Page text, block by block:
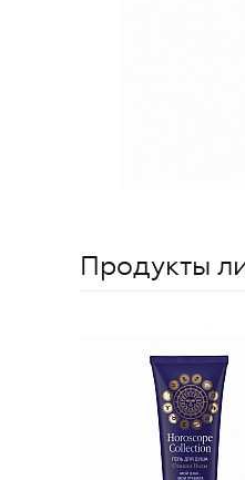
Продукты